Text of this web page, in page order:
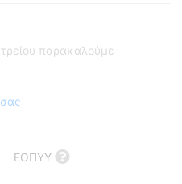
παρακαλούμε
ΕΟΠΥΥ